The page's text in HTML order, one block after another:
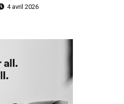
4 avril 2026